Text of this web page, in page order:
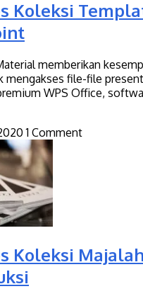
Koleksi
memberikan
mengakses file-file
WPS Office,
1 Comment
Koleksi